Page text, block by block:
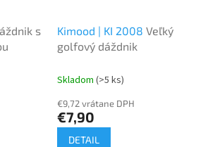
s
Kimood | KI 2008 Veľký
golfový dáždnik
Skladom (>5 ks)
€9,72 vrátane DPH
€7,90
DETAIL